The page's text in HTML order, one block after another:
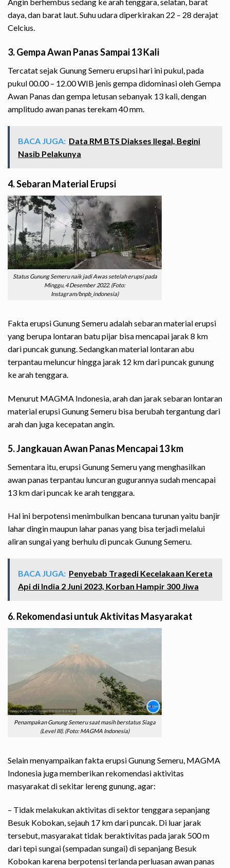
Angin berhembus sedang ke arah tenggara, selatan, barat
daya, dan barat laut. Suhu udara diperkirakan 22 – 28 derajat
Celcius.
3. Gempa Awan Panas Sampai 13 Kali
Tercatat sejak Gunung Semeru erupsi hari ini pukul, pada
pukul 00.00 – 12.00 WIB jenis gempa didominasi oleh Gempa
Awan Panas dan gempa letusan sebanyak 13 kali, dengan
amplitudo awan panas terekam 40 mm.
BACA JUGA: Data RM BTS Diakses Ilegal, Begini
Nasib Pelakunya
4. Sebaran Material Erupsi
Status Gunung Semeru naik jadi Awas setelah erupsi pada
Minggu, 4 Desember 2022. (Foto:
Instagram/bnpb_indonesia)
Fakta erupsi Gunung Semeru adalah sebaran material erupsi
yang berupa lontaran batu pijar bisa mencapai jarak 8 km
dari puncak gunung. Sedangkan material lontaran abu
terpantau meluncur hingga jarak 12 km dari puncak gunung
ke arah tenggara.
Menurut MAGMA Indonesia, arah dan jarak sebaran lontaran
material erupsi Gunung Semeru bisa berubah tergantung dari
arah dan juga kecepatan angin.
5. Jangkauan Awan Panas Mencapai 13 km
Sementara itu, erupsi Gunung Semeru yang menghasilkan
awan panas terpantau luncuran gugurannya sudah mencapai
13 km dari puncak ke arah tenggara.
Hal ini berpotensi menimbulkan bencana turunan yaitu banjir
lahar dingin maupun lahar panas yang bisa terjadi melalui
aliran sungai yang berhulu di puncak Gunung Semeru.
BACA JUGA: Penyebab Tragedi Kecelakaan Kereta
Api di India 2 Juni 2023, Korban Hampir 300 Jiwa
6. Rekomendasi untuk Aktivitas Masyarakat
Penampakan Gunung Semeru saat masih berstatus Siaga
(Level III). (Foto: MAGMA Indonesia)
Selain menyampaikan fakta erupsi Gunung Semeru, MAGMA
Indonesia juga memberikan rekomendasi aktivitas
masyarakat di sekitar lereng gunung, agar:
– Tidak melakukan aktivitas di sektor tenggara sepanjang
Besuk Kobokan, sejauh 17 km dari puncak. Di luar jarak
tersebut, masyarakat tidak beraktivitas pada jarak 500 m
dari tepi sungai (sempadan sungai) di sepanjang Besuk
Kobokan karena berpotensi terlanda perluasan awan panas